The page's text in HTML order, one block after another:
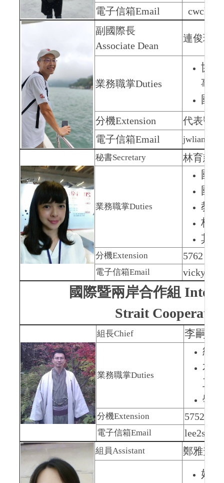
電子信箱Email
副國際長
Associate Dean
連俊瑋
業務職掌Duties
協
事務
國
分機Extension
代表號：
電子信箱Email
秘書Secretary 林育慈
業務職掌Duties
國
國
教
校
其
分機Extension 5762
電子信箱Email
國際暨兩岸合作組
Strait
組長Chief 李嗣堯
業務職掌Duties
統
本
工作
學
分機Extension 5752 研
電子信箱Email
組員Assistant 鄭雅升
姐